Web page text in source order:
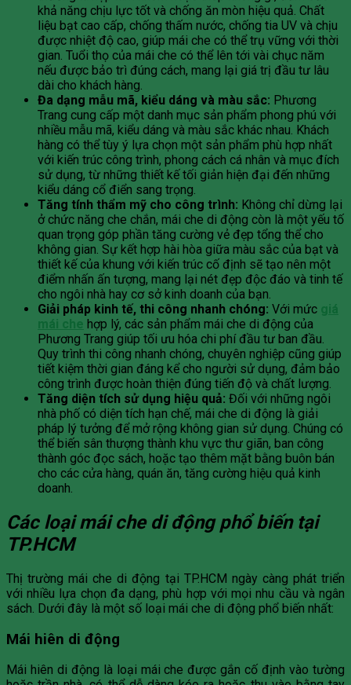
khả năng chịu lực tốt và chống ăn mòn hiệu quả. Chất
liệu bạt cao cấp, chống thấm nước, chống tia UV và chịu
được nhiệt độ cao, giúp mái che có thể trụ vững với thời
gian. Tuổi thọ của mái che có thể lên tới vài chục năm
nếu được bảo trì đúng cách, mang lại giá trị đầu tư lâu
dài cho khách hàng.
Đa dạng mẫu mã, kiểu dáng và màu sắc: Phương
Trang cung cấp một danh mục sản phẩm phong phú với
nhiều mẫu mã, kiểu dáng và màu sắc khác nhau. Khách
hàng có thể tùy ý lựa chọn một sản phẩm phù hợp nhất
với kiến trúc công trình, phong cách cá nhân và mục đích
sử dụng, từ những thiết kế tối giản hiện đại đến những
kiểu dáng cổ điển sang trọng.
Tăng tính thẩm mỹ cho công trình: Không chỉ dừng lại
ở chức năng che chắn, mái che di động còn là một yếu tố
quan trọng góp phần tăng cường vẻ đẹp tổng thể cho
không gian. Sự kết hợp hài hòa giữa màu sắc của bạt và
thiết kế của khung với kiến trúc cố định sẽ tạo nên một
điểm nhấn ấn tượng, mang lại nét đẹp độc đáo và tinh tế
cho ngôi nhà hay cơ sở kinh doanh của bạn.
Giải pháp kinh tế, thi công nhanh chóng: Với mức giá
mái che hợp lý, các sản phẩm mái che di động của
Phương Trang giúp tối ưu hóa chi phí đầu tư ban đầu.
Quy trình thi công nhanh chóng, chuyên nghiệp cũng giúp
tiết kiệm thời gian đáng kể cho người sử dụng, đảm bảo
công trình được hoàn thiện đúng tiến độ và chất lượng.
Tăng diện tích sử dụng hiệu quả: Đối với những ngôi
nhà phố có diện tích hạn chế, mái che di động là giải
pháp lý tưởng để mở rộng không gian sử dụng. Chúng có
thể biến sân thượng thành khu vực thư giãn, ban công
thành góc đọc sách, hoặc tạo thêm mặt bằng buôn bán
cho các cửa hàng, quán ăn, tăng cường hiệu quả kinh
doanh.
Các loại mái che di động phổ biến tại
TP.HCM
Thị trường mái che di động tại TP.HCM ngày càng phát triển
với nhiều lựa chọn đa dạng, phù hợp với mọi nhu cầu và ngân
sách. Dưới đây là một số loại mái che di động phổ biến nhất:
Mái hiên di động
Mái hiên di động là loại mái che được gắn cố định vào tường